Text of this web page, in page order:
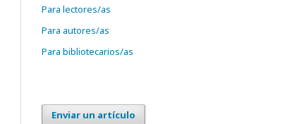
Para lectores/as
Para autores/as
Para bibliotecarios/as
Enviar un artículo